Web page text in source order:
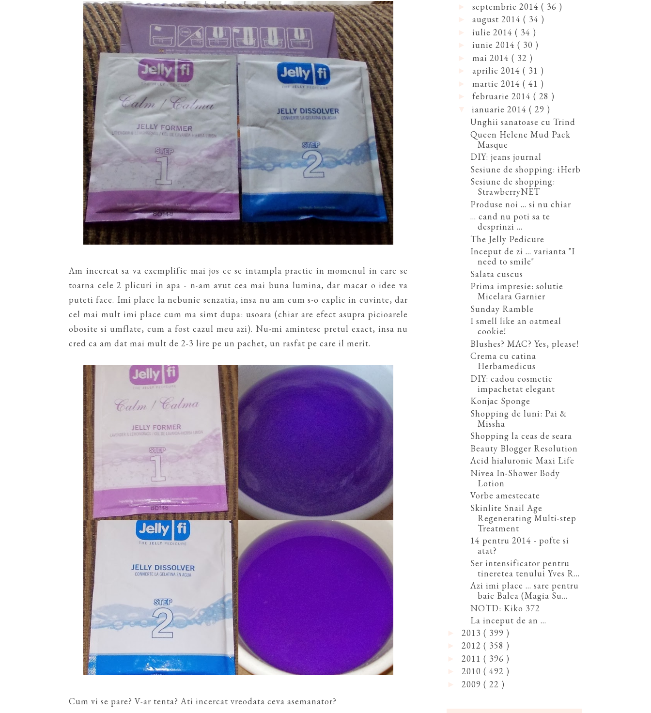
Am incercat sa va exemplific mai jos ce se intampla practic in momenul in care se
toarna cele 2 plicuri in apa - n-am avut cea mai buna lumina, dar macar o idee va
puteti face. Imi place la nebunie senzatia, insa nu am cum s-o explic in cuvinte, dar
cel mai mult imi place cum ma simt dupa: usoara (chiar are efect asupra picioarele
obosite si umflate, cum a fost cazul meu azi). Nu-mi amintesc pretul exact, insa nu
cred ca am dat mai mult de 2-3 lire pe un pachet, un rasfat pe care il merit.
Cum vi se pare? V-ar tenta? Ati incercat vreodata ceva asemanator?
septembrie 2014 ( 36 )
august 2014 ( 34 )
iulie 2014 ( 34 )
iunie 2014 ( 30 )
mai 2014 ( 32 )
aprilie 2014 ( 31 )
martie 2014 ( 41 )
februarie 2014 ( 28 )
ianuarie 2014 ( 29 )
Unghii sanatoase cu Trind
Queen Helene Mud Pack
Masque
DIY: jeans journal
Sesiune de shopping: iHerb
Sesiune de shopping:
StrawberryNET
Produse noi ... si nu chiar
... cand nu poti sa te
desprinzi ...
The Jelly Pedicure
Inceput de zi ... varianta "I
need to smile"
Salata cuscus
Prima impresie: solutie
Micelara Garnier
Sunday Ramble
I smell like an oatmeal
cookie!
Blushes? MAC? Yes, please!
Crema cu catina
Herbamedicus
DIY: cadou cosmetic
impachetat elegant
Konjac Sponge
Shopping de luni: Pai &
Missha
Shopping la ceas de seara
Beauty Blogger Resolution
Acid hialuronic Maxi Life
Nivea In-Shower Body
Lotion
Vorbe amestecate
Skinlite Snail Age
Regenerating Multi-step
Treatment
14 pentru 2014 - pofte si
atat?
Ser intensificator pentru
tineretea tenului Yves R...
Azi imi place ... sare pentru
baie Balea (Magia Su...
NOTD: Kiko 372
La inceput de an ...
2013 ( 399 )
2012 ( 358 )
2011 ( 396 )
2010 ( 492 )
2009 ( 22 )